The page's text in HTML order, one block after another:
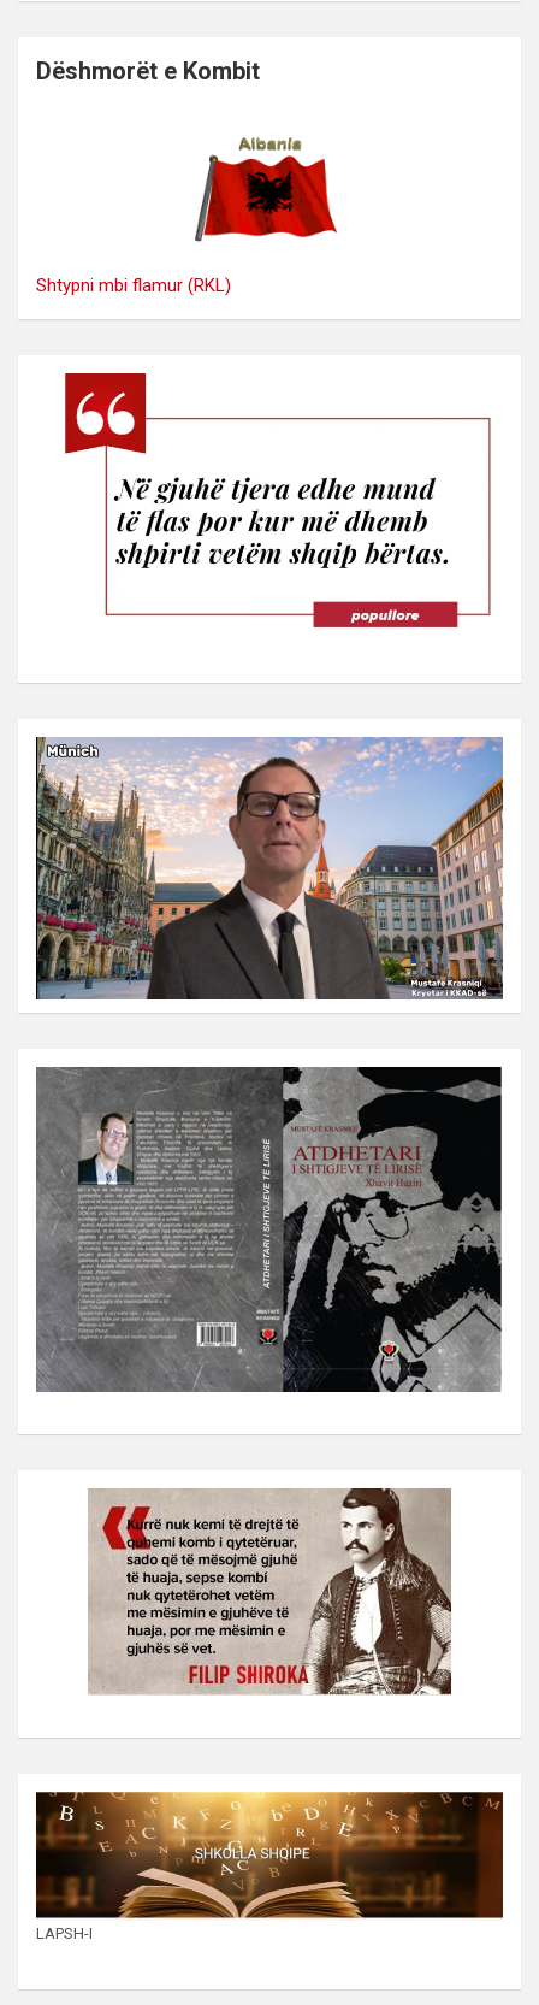
Dëshmorët e Kombit
Shtypni mbi flamur (RKL)
LAPSH-I